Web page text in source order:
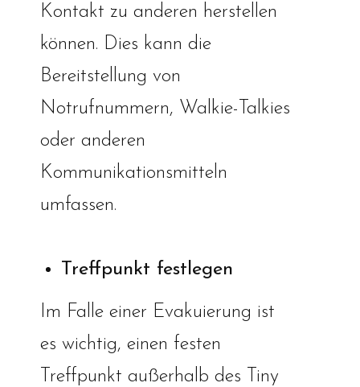
Kontakt zu anderen herstellen
können. Dies kann die
Bereitstellung von
Notrufnummern, Walkie-Talkies
oder anderen
Kommunikationsmitteln
umfassen.
Treffpunkt festlegen
Im Falle einer Evakuierung ist
es wichtig, einen festen
Treffpunkt außerhalb des Tiny